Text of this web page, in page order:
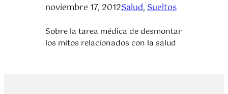
noviembre 17, 2012Salud, Sueltos
Sobre la tarea médica de desmontar
los mitos relacionados con la salud